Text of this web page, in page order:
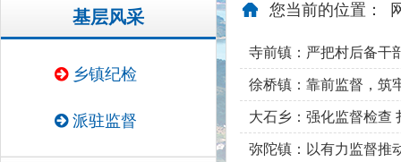
基层风采
乡镇纪检
派驻监督
您当前的位置：
寺前镇：严把村后备干
徐桥镇：靠前监督，筑
大石乡：强化监督检查
弥陀镇：以有力监督推